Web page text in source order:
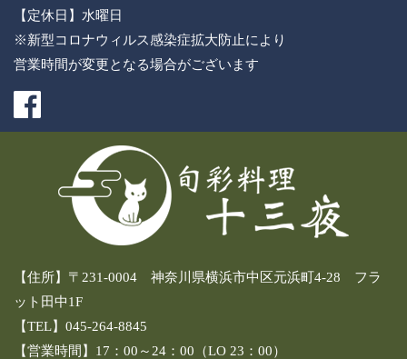
【定休日】水曜日
※新型コロナウィルス感染症拡大防止により
営業時間が変更となる場合がございます
【住所】〒231-0004 神奈川県横浜市中区元浜町4-28 フラ
ット田中1F
【TEL】045-264-8845
【営業時間】17：00～24：00（LO 23：00）